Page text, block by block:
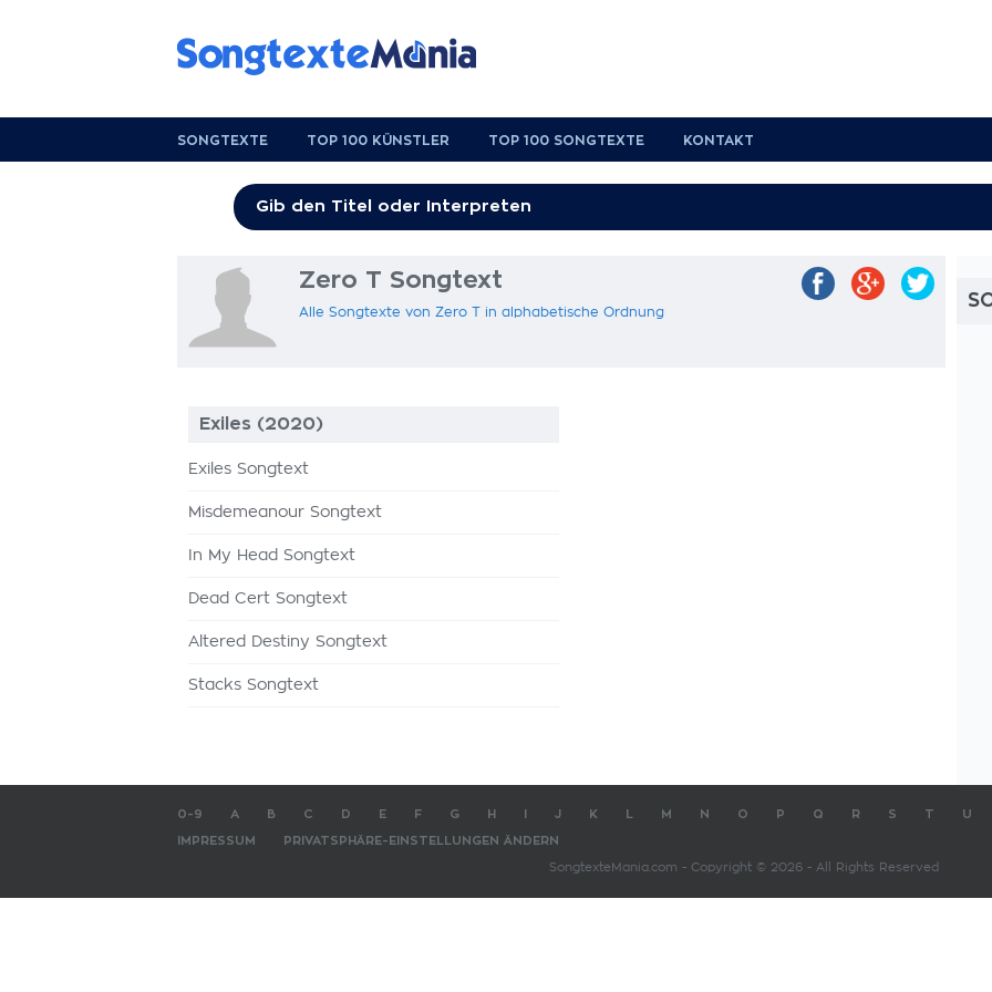
SONGTEXTE TOP 100 KÜNSTLER TOP 100 SONGTEXTE KONTAKT
Zero T Songtext
Alle Songtexte von Zero T in alphabetische Ordnung
Exiles (2020)
Exiles Songtext
Misdemeanour Songtext
In My Head Songtext
Dead Cert Songtext
Altered Destiny Songtext
Stacks Songtext
0-9 A B C D E F G H J K M N O P Q R S T U
IMPRESSUM PRIVATSPHÄRE-EINSTELLUNGEN ÄNDERN
SongtexteMania.com - Copyright © 2026 - All Rights Reserved